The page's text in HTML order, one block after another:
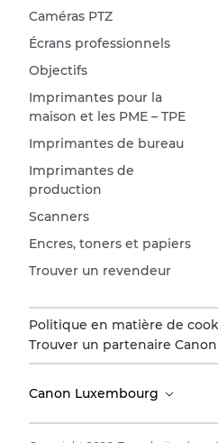
Caméras PTZ
Écrans professionnels
Objectifs
Imprimantes pour la
maison et les PME – TPE
Imprimantes de bureau
Imprimantes de
production
Scanners
Encres, toners et papiers
Trouver un revendeur
Politique en matière de
Trouver un partenaire
Canon Luxembourg